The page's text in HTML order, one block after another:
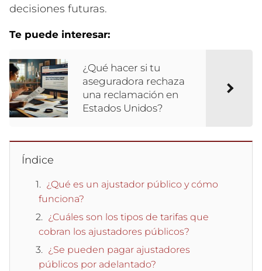
decisiones futuras.
Te puede interesar:
¿Qué hacer si tu
aseguradora rechaza
una reclamación en
Estados Unidos?
Índice
¿Qué es un ajustador público y cómo
funciona?
¿Cuáles son los tipos de tarifas que
cobran los ajustadores públicos?
¿Se pueden pagar ajustadores
públicos por adelantado?